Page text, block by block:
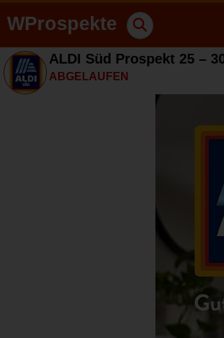
WProspekte
ALDI Süd Prospekt 25 –
ABGELAUFEN